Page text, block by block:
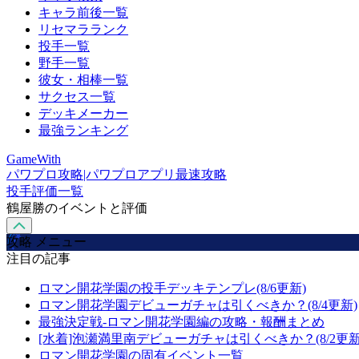
キャラ前後一覧
リセマラランク
投手一覧
野手一覧
彼女・相棒一覧
サクセス一覧
デッキメーカー
最強ランキング
GameWith
パワプロ攻略|パワプロアプリ最速攻略
投手評価一覧
鶴屋勝のイベントと評価
攻略 メニュー
注目の記事
ロマン開花学園の投手デッキテンプレ(8/6更新)
ロマン開花学園デビューガチャは引くべきか？(8/4更新)
最強決定戦-ロマン開花学園編の攻略・報酬まとめ
[水着]泡瀬満里南デビューガチャは引くべきか？(8/2更
ロマン開花学園の固有イベント一覧